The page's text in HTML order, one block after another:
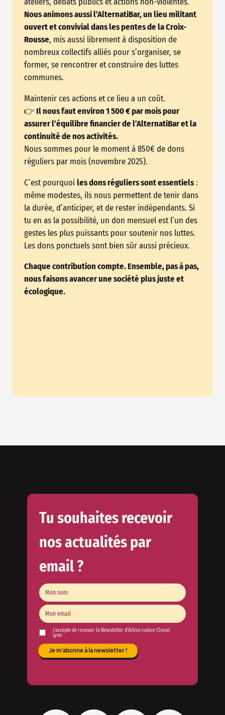
Nous animons aussi l’AlternatiBar, un lieu militant
ouvert et convivial dans les pentes de la Croix-
Rousse, mis aussi librement à disposition de
nombreux collectifs alliés pour s’organiser, se
former, se rencontrer et construire des luttes
communes.
Maintenir ces actions et ce lieu a un coût.
👉 Il nous faut environ 1 500 € par mois pour
assurer l’équilibre financier de l’AlternatiBar et la
continuité de nos activités.
Nous sommes pour le moment à 850€ de dons
réguliers par mois (novembre 2025).
C’est pourquoi les dons réguliers sont essentiels :
même modestes, ils nous permettent de tenir dans
la durée, d’anticiper, et de rester indépendants. Si
tu en as la possibilité, un don mensuel est l’un des
gestes les plus puissants pour soutenir nos luttes.
Les dons ponctuels sont bien sûr aussi précieux.
Chaque contribution compte. Ensemble, pas à pas,
nous faisons avancer une société plus juste et
écologique.
Tu souhaites recevoir
nos actualités par
email ?
J'accepte de recevoir la Newsletter d'Action Justice Climat
Lyon